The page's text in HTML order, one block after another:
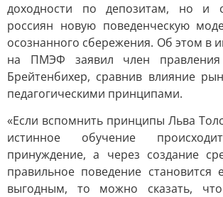
доходности по депозитам, но и
россиян новую поведенческую
осознанного сбережения. Об этом в
на ПМЭФ заявил член
Брейтенбихер, сравнив влияние
педагогическими принципами.
«Если вспомнить принципы Льва
истинное обучение
принуждение, а через создание
правильное поведение становится
выгодным, то можно сказать,